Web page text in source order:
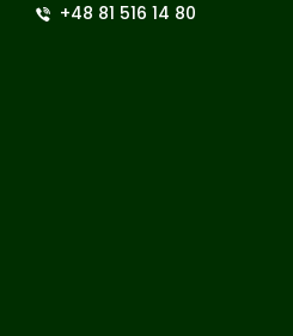
+48 81 516 14 80